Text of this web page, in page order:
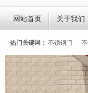
网站首页 关于我们
热门关键词： 不锈钢门